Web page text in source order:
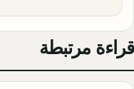
قراءة مرتبطة